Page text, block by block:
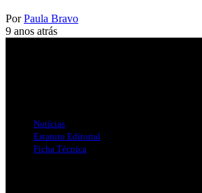
Por Paula Bravo
9 anos atrás
Notícias
Estatuto Editorial
Ficha Técnica